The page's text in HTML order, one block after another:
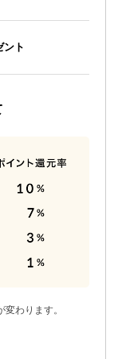
ント
わります。